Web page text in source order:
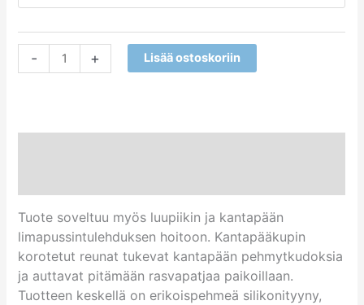
- + Lisää ostoskoriin
Tuote soveltuu myös luupiikin ja kantapään
limapussintulehduksen hoitoon. Kantapääkupin
korotetut reunat tukevat kantapään pehmytkudoksia
ja auttavat pitämään rasvapatjaa paikoillaan.
Tuotteen keskellä on erikoispehmeä silikonityyny,